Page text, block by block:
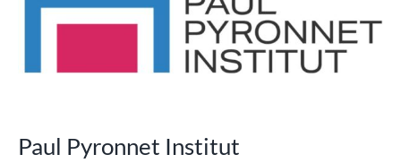
Paul Pyronnet Institut